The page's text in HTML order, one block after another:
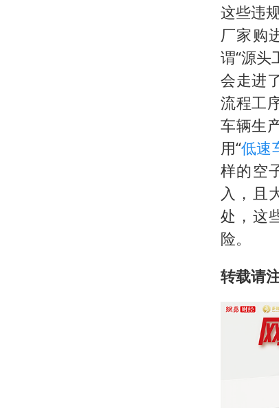
这些违
厂家购
谓“源头
会走进
流程工
车辆生
用“低速
样的空
入，且
处，这
险。
转载请